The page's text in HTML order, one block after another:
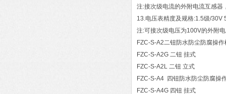
注:接次级电流的外附电流互感
13.电压表精度及规格:1.5级/
注:可接次级电压为100V的外附
FZC-S-A2二钮防水防尘防腐操作
FZC-S-A2G 二钮 挂式
FZC-S-A2L 二钮 立式
FZC-S-A4 四钮防水防尘防腐操
FZC-S-A4G 四钮 挂式